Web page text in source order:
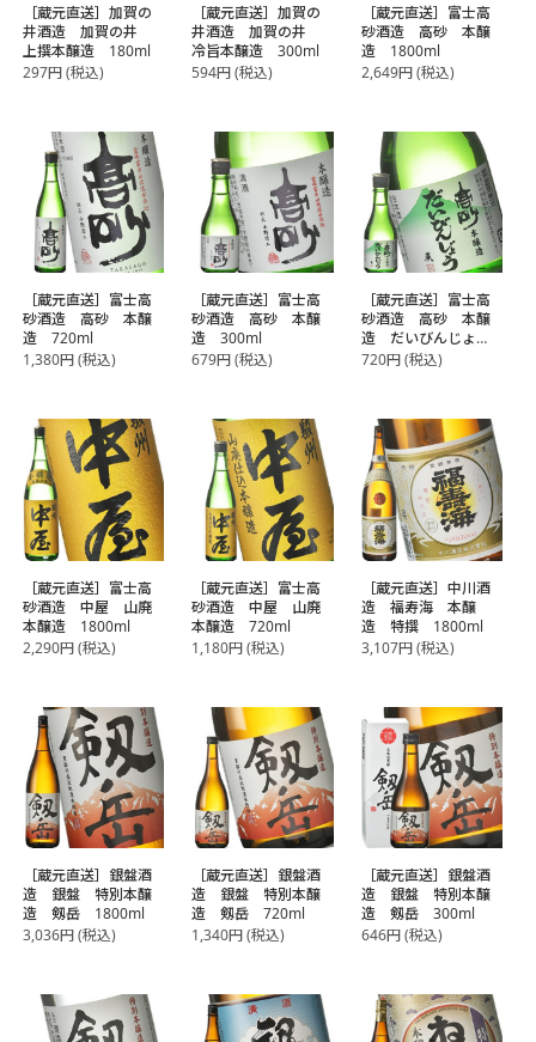
［蔵元直送］加賀の
井酒造 加賀の井
上撰本醸造 180ml
297円(税込)
［蔵元直送］加賀の
井酒造 加賀の井
冷旨本醸造 300ml
594円(税込)
［蔵元直送］富士高
砂酒造 高砂 本醸
造 1800ml
2,649円(税込)
［蔵元直送］富士高
砂酒造 高砂 本醸
造 720ml
1,380円(税込)
［蔵元直送］富士高
砂酒造 高砂 本醸
造 300ml
679円(税込)
［蔵元直送］富士高
砂酒造 高砂 本醸
造 だいびんじょ
う 300ml
720円(税込)
［蔵元直送］富士高
砂酒造 中屋 山廃
本醸造 1800ml
2,290円(税込)
［蔵元直送］富士高
砂酒造 中屋 山廃
本醸造 720ml
1,180円(税込)
［蔵元直送］中川酒
造 福寿海 本醸
造 特撰 1800ml
3,107円(税込)
［蔵元直送］銀盤酒
造 銀盤 特別本醸
造 剱岳 1800ml
3,036円(税込)
［蔵元直送］銀盤酒
造 銀盤 特別本醸
造 剱岳 720ml
1,340円(税込)
［蔵元直送］銀盤酒
造 銀盤 特別本醸
造 剱岳 300ml
646円(税込)